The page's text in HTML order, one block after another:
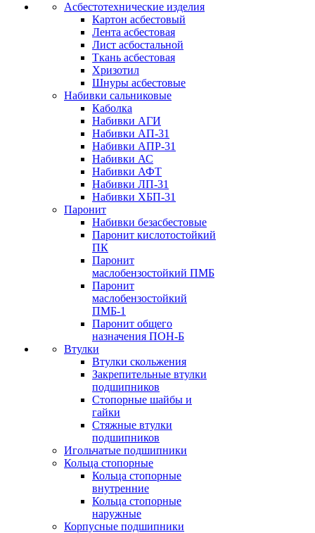
Асбестотехнические изделия
Картон асбестовый
Лента асбестовая
Лист асбостальной
Ткань асбестовая
Хризотил
Шнуры асбестовые
Набивки сальниковые
Каболка
Набивки АГИ
Набивки АП-31
Набивки АПР-31
Набивки АС
Набивки АФТ
Набивки ЛП-31
Набивки ХБП-31
Паронит
Набивки безасбестовые
Паронит кислотостойкий
ПК
Паронит
маслобензостойкий ПМБ
Паронит
маслобензостойкий
ПМБ-1
Паронит общего
назначения ПОН-Б
Втулки
Втулки скольжения
Закрепительные втулки
подшипников
Стопорные шайбы и
гайки
Стяжные втулки
подшипников
Игольчатые подшипники
Кольца стопорные
Кольца стопорные
внутренние
Кольца стопорные
наружные
Корпусные подшипники